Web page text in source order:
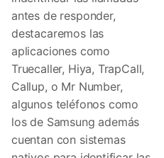
antes de responder,
destacaremos las
aplicaciones como
Truecaller, Hiya, TrapCall,
Callup, o Mr Number,
algunos teléfonos como
los de Samsung además
cuentan con sistemas